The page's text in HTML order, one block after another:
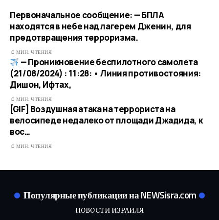
Первоначальное сообщение: — БПЛА
находятся в небе над лагерем Дженин, для
предотвращения терроризма.
0 МИН. ЧТЕНИЯ
— Проникновение беспилотного самолета
(21/08/2024) : 11:28: • Линия противостояния:
Дишон, Ифтах,
0 МИН. ЧТЕНИЯ
[GIF] Воздушная атака на террориста на
велосипеде недалеко от площади Джадида, к
вос…​
0 МИН. ЧТЕНИЯ
Популярные публикации на NEWSisra.com
НОВОСТИ ИЗРАИЛЯ